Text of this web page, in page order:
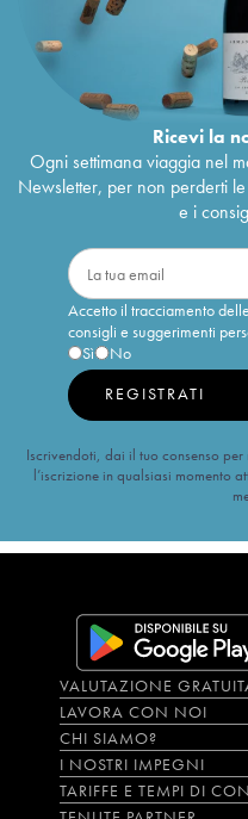
Ricevi la
Ogni settimana viaggia nel
Newsletter, per non perderti
e i
Accetto il tracciamento
consigli e suggerimenti
Sì
No
REGISTRATI
Iscrivendoti, dai il tuo consenso per
l’iscrizione in qualsiasi momento
VALUTAZIONE
LAVORA CON NOI
CHI SIAMO?
I NOSTRI IMPEGNI
TARIFFE E TEMPI DI